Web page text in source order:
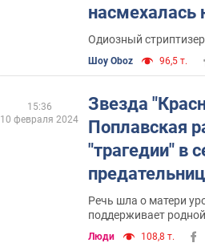
насмехалась
путинистом,
истинное
Видео
Одиозный
Шоу Oboz 96,5 т.
Звезда
Поплавская
"трагедии" в
которая
Украины.
Речь шла о матери
поддерживает
Люди 108,8 т.
15:36
10 февраля 2024